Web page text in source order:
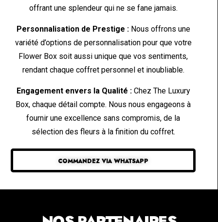
offrant une splendeur qui ne se fane jamais.
Personnalisation de Prestige :Nous offrons une
variété d’options de personnalisation pour que votre
Flower Box soit aussi unique que vos sentiments,
rendant chaque coffret personnel et inoubliable.
Engagement envers la Qualité :Chez The Luxury
Box, chaque détail compte. Nous nous engageons à
fournir une excellence sans compromis, de la
sélection des fleurs à la finition du coffret.
COMMANDEZ VIA WHATSAPP